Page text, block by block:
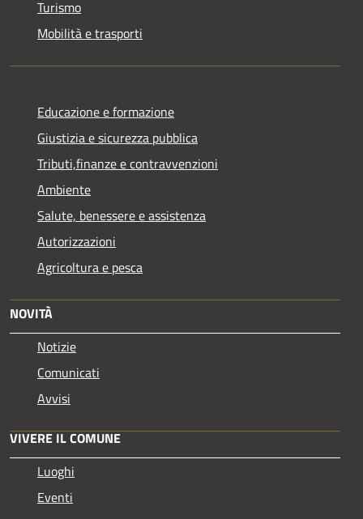
Turismo
Mobilità e trasporti
Educazione e formazione
Giustizia e sicurezza pubblica
Tributi,finanze e contravvenzioni
Ambiente
Salute, benessere e assistenza
Autorizzazioni
Agricoltura e pesca
NOVITÀ
Notizie
Comunicati
Avvisi
VIVERE IL COMUNE
Luoghi
Eventi